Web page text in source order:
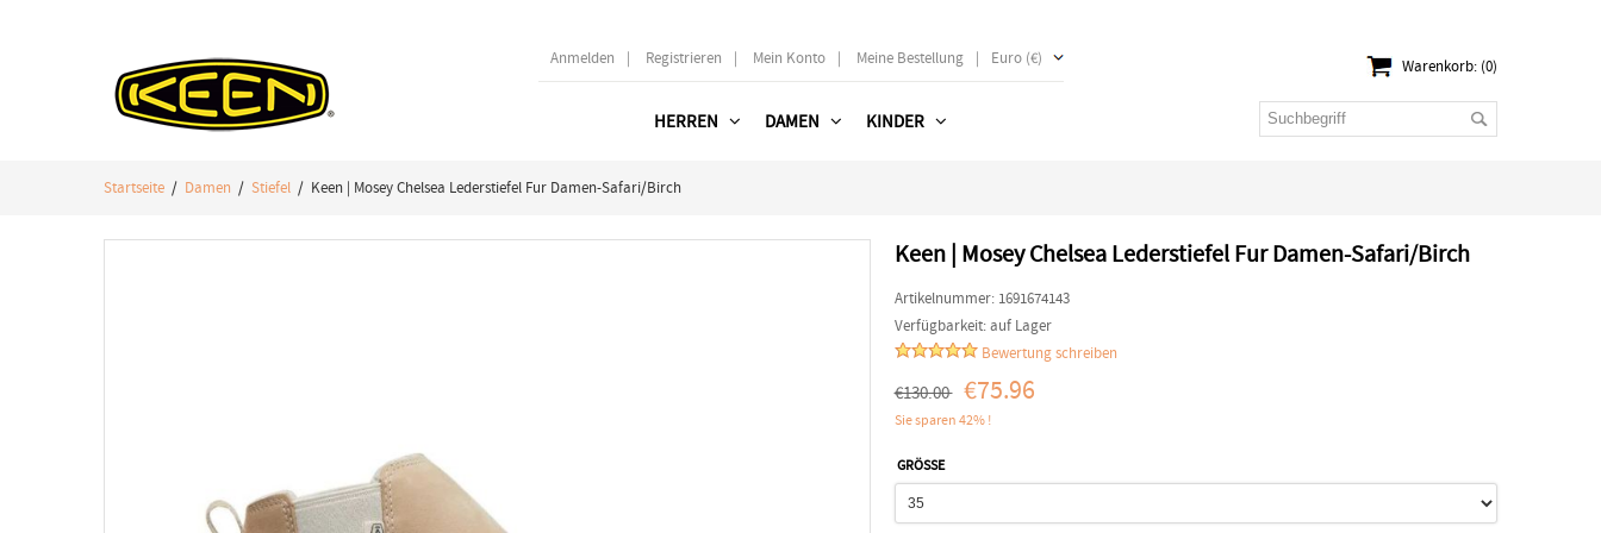
Anmelden | Registrieren | Mein Konto | Meine Bestellung | Euro (€) Warenkorb: (0)
HERREN DAMEN KINDER
Startseite / Damen / Stiefel / Keen | Mosey Chelsea Lederstiefel Fur Damen-Safari/Birch
Keen | Mosey Chelsea Lederstiefel Fur Damen-Safari/Birch
Artikelnummer: 1691674143
Verfügbarkeit:auf Lager
Bewertung schreiben
€130.00 €75.96
Sie sparen 42% !
GRÖSSE